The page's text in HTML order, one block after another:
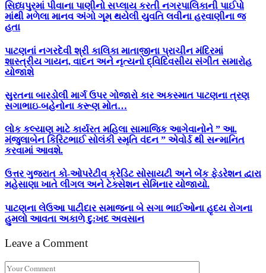
સિધ્ધપુરમાં પીવાના પાણીનો સપ્લાય કરતી નગરપાલિકાની પાઈપો
માંથી મળેલા માનવ અંગો ગૂમ થયેલી યુવતિ લવીના હરવાણીના જ
હતા
પાટણનાં નગરદેવી શ્રી કાલિકા માતાજીના પ્રાચીન મંદિરમાં
શાસ્ત્રીય ગાયન, વાદન અને નૃત્યનો દ્વિદિવસીય સંગીત સમારોહ
યોજાશે
સુરતના બારડોલી માર્ગ ઉપર ગોજારો કાર અકસ્માત પાટણના ત્રણ
સગાભાઇ-બહેનોના કરૂણ મોત…
લોક કલ્યાણ માટે કાર્યરત મહિલા સામાજિક આગેવાનોને ” આ.
મંજુલાબેન કિરિટભાઈ સોલંકી સ્મૃતિ વંદન ” એવોર્ડ થી સન્માનિત
કરવામાં આવશે.
ઉત્તર ગુજરાત કો-ઓપરેટીવ ક્રેડિટ સોસાયટી અને બેંક ફેડરેશન દ્વારા
મહેસાણા ખાતે લીગલ અને ટેક્સેશન સેમિનાર યોજાયો.
પાટણના લેઉઆ પાટીદાર સમાજના બે સગા ભાઈઓના હૃદય રોગના
હુમલો આવતા અકાળે દુ:ખદ અવસાન
Leave a Comment